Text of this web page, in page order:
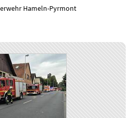
Hameln-Pyrmont